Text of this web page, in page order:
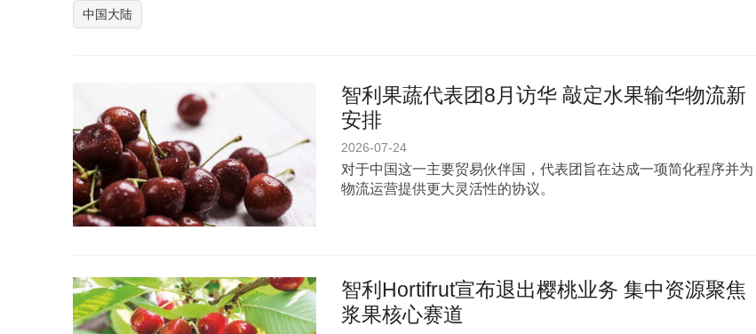
中国大陆
智利果蔬代表团8月访华 敲定水果输华物流新
安排
2026-07-24
对于中国这一主要贸易伙伴国，代表团旨在达成一项简化程序并为
物流运营提供更大灵活性的协议。
智利Hortifrut宣布退出樱桃业务 集中资源聚焦
浆果核心赛道